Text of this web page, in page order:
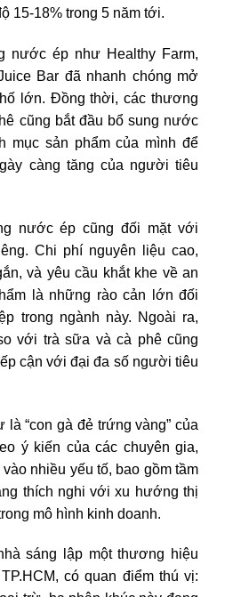
15-18% trong 5 năm tới.
nước ép như Healthy Farm,
Bar đã nhanh chóng mở
lớn. Đồng thời, các thương
cũng bắt đầu bổ sung nước
mục sản phẩm của mình để
càng tăng của người tiêu
nước ép cũng đối mặt với
Chi phí nguyên liệu cao,
và yêu cầu khắt khe về an
là những rào cản lớn đối
trong ngành này. Ngoài ra,
với trà sữa và cà phê cũng
cận với đại đa số người tiêu
“con gà đẻ trứng vàng” của
ý kiến của các chuyên gia,
nhiều yếu tố, bao gồm tầm
thích nghi với xu hướng thị
mô hình kinh doanh.
sáng lập một thương hiệu
có quan điểm thú vị: